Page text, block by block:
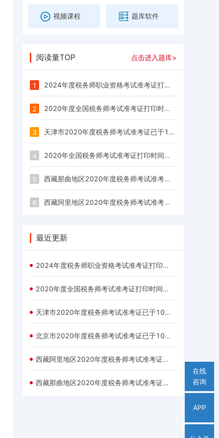
在线
咨询
APP
视频课程 题库软件
阅读量TOP 点击进入题库>
1 2024年度税务师职业资格考试准考证打印公告
2 2020年度全国税务师考试准考证打印时间及入口汇总
3 天津市2020年度税务师考试准考证已于10月30日9:00开通打印
4 2020年全国税务师考试准考证打印时间为10月30日~11月8日
5 西藏那曲地区2020年度税务师考试准考证于10月30日9:00起开始打印
6 西藏阿里地区2020年度税务师考试准考证于10月30日9:00起开始打印
最近更新
2024年度税务师职业资格考试准考证打印公告
2020年度全国税务师考试准考证打印时间及入口汇总
天津市2020年度税务师考试准考证已于10月30日9:00开通打印
北京市2020年度税务师考试准考证已于10月30日9:00开通打印
西藏阿里地区2020年度税务师考试准考证于10月30日9:00起开始打印
西藏那曲地区2020年度税务师考试准考证于10月30日9:00起开始打印